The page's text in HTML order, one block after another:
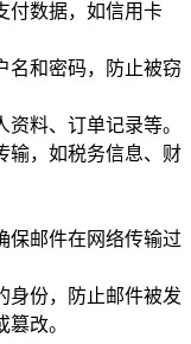
付数据，如信用卡
名和密码，防止被窃
料、订单记录等。
输，如税务信息、财
保邮件在网络传输过
身份，防止邮件被发
改。